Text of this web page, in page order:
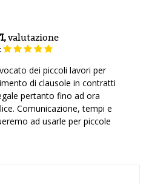
valutazione
dei piccoli lavori per
di clausole in contratti
pertanto fino ad ora
Comunicazione, tempi e
ad usarle per piccole